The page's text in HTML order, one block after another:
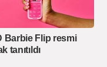
Barbie Flip resmi
tanıtıldı